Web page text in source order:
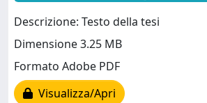
Descrizione: Testo della tesi
Dimensione 3.25 MB
Formato Adobe PDF
Visualizza/Apri